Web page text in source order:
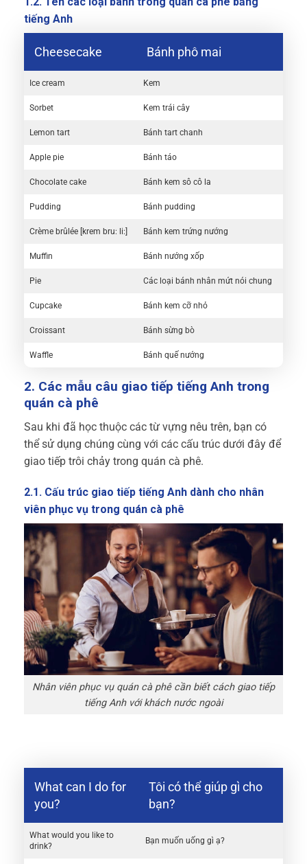
tiếng Anh
Cheesecake Bánh phô mai
Ice cream Kem
Sorbet Kem trái cây
Lemon tart Bánh tart chanh
Apple pie Bánh táo
Chocolate cake Bánh kem sô cô la
Pudding Bánh pudding
Crème brûlée [krem bru: li:] Bánh kem trứng nướng
Muffin Bánh nướng xốp
Pie Các loại bánh nhân mứt nói chung
Cupcake Bánh kem cỡ nhỏ
Croissant Bánh sừng bò
Waffle Bánh quế nướng
2. Các mẫu câu giao tiếp tiếng Anh trong
quán cà phê
Sau khi đã học thuộc các từ vựng nêu trên, bạn có
thể sử dụng chúng cùng với các cấu trúc dưới đây để
giao tiếp trôi chảy trong quán cà phê.
2.1. Cấu trúc giao tiếp tiếng Anh dành cho nhân
viên phục vụ trong quán cà phê
Nhân viên phục vụ quán cà phê cần biết cách giao tiếp
tiếng Anh với khách nước ngoài
What can I do for
you?
Tôi có thể giúp gì cho
bạn?
What would you like to
drink?
Bạn muốn uống gì ạ?